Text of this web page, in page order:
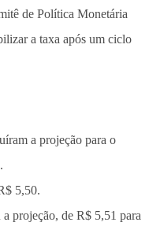
de Política Monetária
a taxa após um ciclo
a projeção para o
5,50.
projeção, de R$ 5,51 para